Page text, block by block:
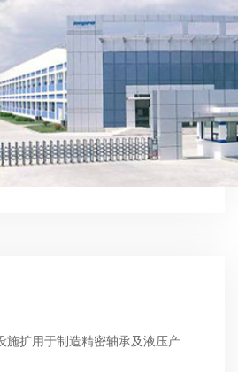
施扩用于制造精密轴承及液压产